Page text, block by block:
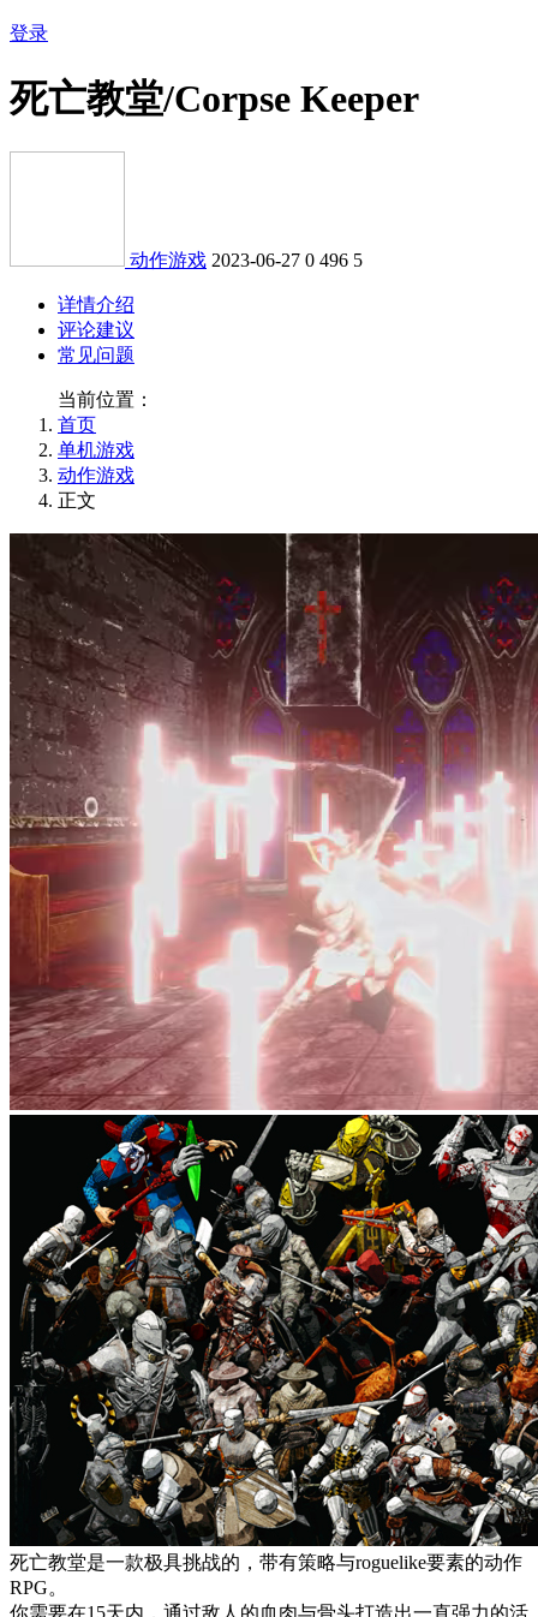
登录
死亡教堂/Corpse Keeper
动作游戏 2023-06-27 0 496 5
详情介绍
评论建议
常见问题
当前位置：
首页
单机游戏
动作游戏
正文
死亡教堂是一款极具挑战的，带有策略与roguelike要素的动作
RPG。
你需要在15天内，通过敌人的血肉与骨头打造出一直强力的活